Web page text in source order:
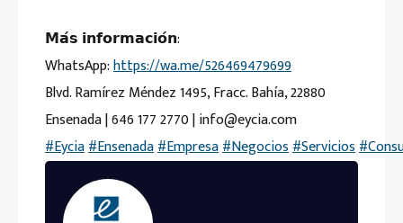
𝗠𝗮́𝘀 𝗶𝗻𝗳𝗼𝗿𝗺𝗮𝗰𝗶𝗼́𝗻:
WhatsApp:https://wa.me/526469479699
Blvd. Ramírez Méndez 1495, Fracc. Bahía, 22880
Ensenada | 646 177 2770 | info@eycia.com
#Eycia#Ensenada#Empresa#Negocios#Servicios